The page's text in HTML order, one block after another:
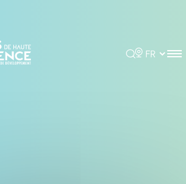
Rechercher
Choisir la